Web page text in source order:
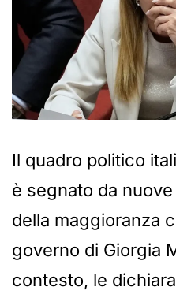
Il quadro politico
è segnato da
della maggioranza
governo di Giorgia
contesto, le